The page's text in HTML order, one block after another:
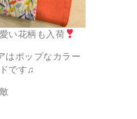
い花柄も入荷
はポップなカラー
です♫